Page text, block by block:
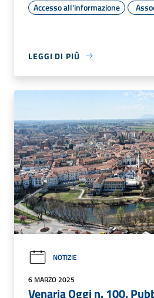
Accesso all'informazione
LEGGI DI PIÙ
NOTIZIE
6 MARZO 2025
Venaria Oggi n. 100.